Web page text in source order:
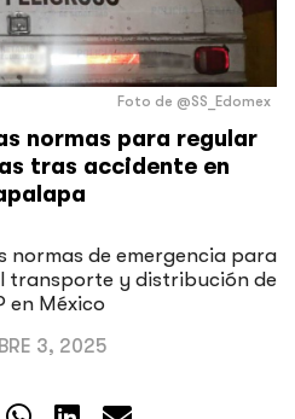
Foto de @SS_Edomex
normas para regular
tras accidente en
normas de emergencia para
transporte y distribución de
en México
3, 2025